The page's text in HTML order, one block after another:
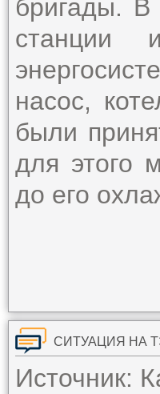
бригады.
станции
насос,
были
для этого
до его
СИТУАЦИЯ НА
Источник: